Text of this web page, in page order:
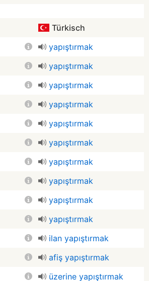
Türkisch
yapıştırmak
yapıştırmak
yapıştırmak
yapıştırmak
yapıştırmak
yapıştırmak
yapıştırmak
yapıştırmak
yapıştırmak
yapıştırmak
ilan yapıştırmak
afiş yapıştırmak
üzerine yapıştırmak